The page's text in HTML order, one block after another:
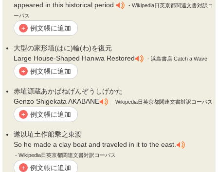
appeared in this historical period.
- Wikipedia日英京都関連文書対訳コ
ーパス
+ 例文帳に追加
大型の家形埴(はに)輪(わ)を復元
Large House-Shaped Haniwa Restored
- 浜島書店 Catch a Wave
+ 例文帳に追加
赤埴源蔵あかばねげんぞうしげかた
Genzo Shigekata AKABANE
- Wikipedia日英京都関連文書対訳コーパス
+ 例文帳に追加
遂以埴土作船乘之東渡
So he made a clay boat and traveled in it to the east.
- Wikipedia日英京都関連文書対訳コーパス
+ 例文帳に追加